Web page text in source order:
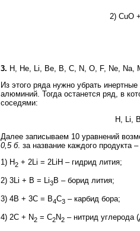
2) CuO
3. H, He, Li, Be, B, C, N, O, F, Ne, Na,
Из этого ряда нужно убрать
алюминий. Тогда останется ряд, в
соседями:
H, Li,
Далее записываем 10 уравнений
0,5 б. за название каждого продукта
1) H2 + 2Li = 2LiH – гидрид лития;
2) 3Li + B = Li3B – борид лития;
3) 4B + 3C = B4C3 – карбид бора;
4) 2C + N2 = C2N2 – нитрид углерода